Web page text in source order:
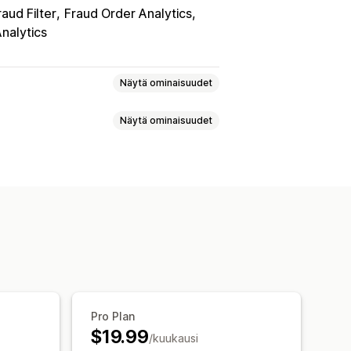
Filter Fraud Order Analytics
Näytä ominaisuudet
Näytä ominaisuudet
Pro Plan
$19.99/kuukausi